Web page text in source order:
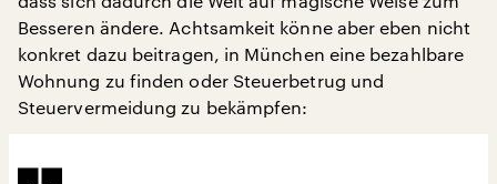
Besseren ändere. Achtsamkeit könne aber eben nicht
konkret dazu beitragen, in München eine bezahlbare
Wohnung zu finden oder Steuerbetrug und
Steuervermeidung zu bekämpfen: